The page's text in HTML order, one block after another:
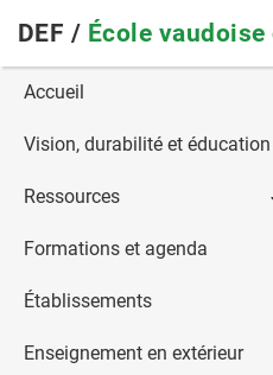
main
navigation
DEF / École
Main
navigation
Accueil
Vision, durabilité et éducation
Ressources
Formations et agenda
Établissements
Enseignement en extérieur